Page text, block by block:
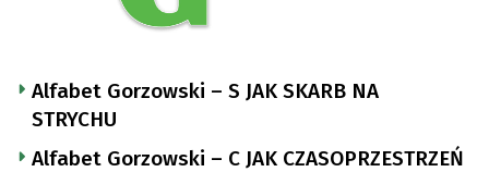
Alfabet Gorzowski – S JAK SKARB NA
STRYCHU
Alfabet Gorzowski – C JAK CZASOPRZESTRZEŃ